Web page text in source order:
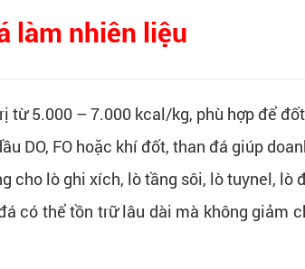
làm nhiên liệu
từ 5.000 – 7.000 kcal/kg, phù hợp để
DO, FO hoặc khí đốt, than đá giúp
cho lò ghi xích, lò tầng sôi, lò tuynel,
có thể tồn trữ lâu dài mà không giảm